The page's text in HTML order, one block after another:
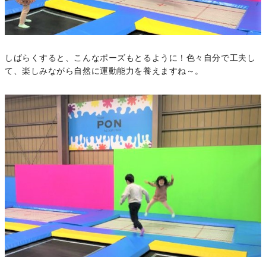
しばらくすると、こんなポーズもとるように！色々自分で工夫し
て、楽しみながら自然に運動能力を養えますね～。